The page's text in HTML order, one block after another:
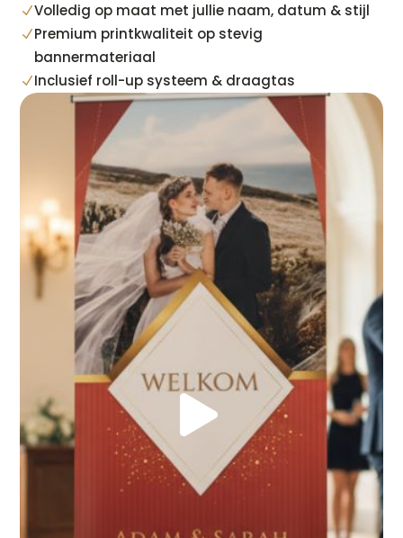
NVolledig op maat met jullie naam, datum & stijl
NPremium printkwaliteit op stevig
bannermateriaal
NInclusief roll-up systeem & draagtas